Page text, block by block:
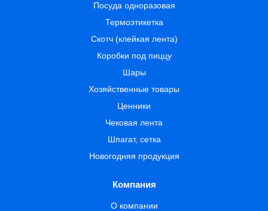
Посуда одноразовая
Термоэтикетка
Скотч (клейкая лента)
Коробки под пиццу
Шары
Хозяйственные товары
Ценники
Чековая лента
Шпагат, сетка
Новогодняя продукция
Компания
О компании